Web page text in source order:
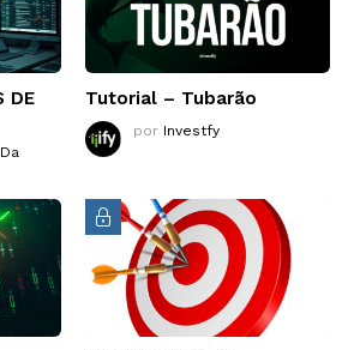
DE
Tutorial – Tubarão
por Investfy